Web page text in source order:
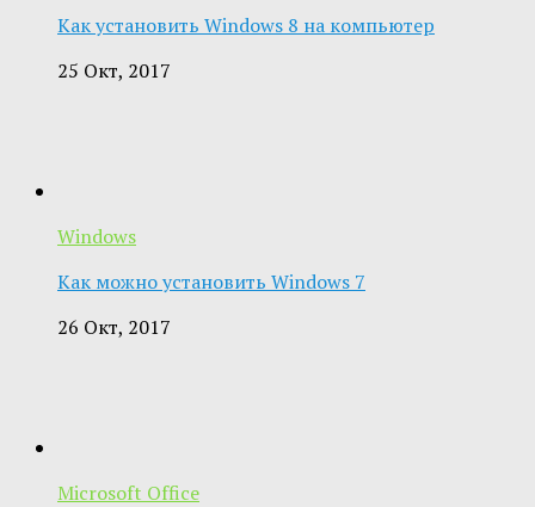
Как установить Windows 8 на компьютер
25 Окт, 2017
Windows
Как можно установить Windows 7
26 Окт, 2017
Microsoft Office